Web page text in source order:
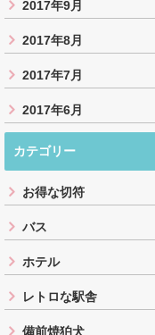
2017年9月
2017年8月
2017年7月
2017年6月
カテゴリー
お得な切符
バス
ホテル
レトロな駅舎
備前焼狛犬